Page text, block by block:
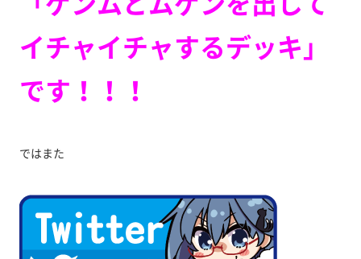
イチャイチャするデッキ」
です！！！
ではまた